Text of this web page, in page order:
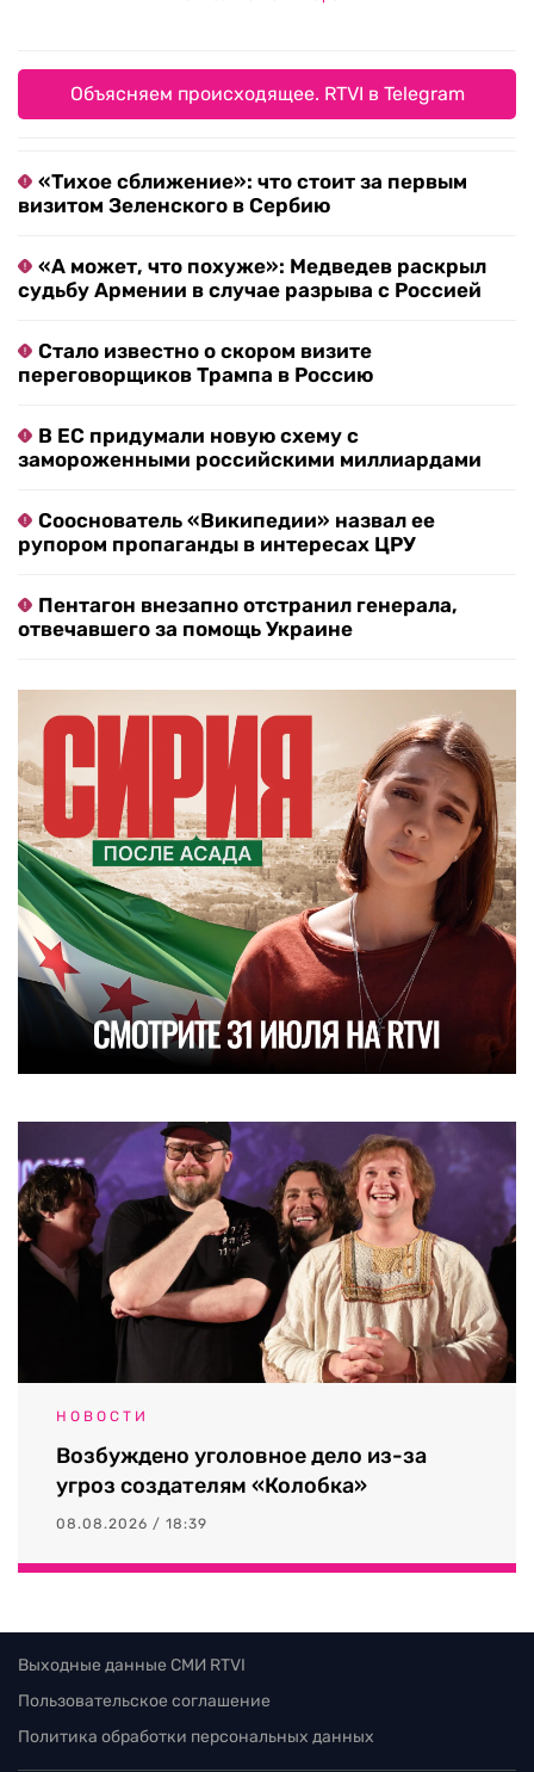
Объясняем происходящее. RTVI в Telegram
«Тихое сближение»: что стоит за первым
визитом Зеленского в Сербию
«А может, что похуже»: Медведев раскрыл
судьбу Армении в случае разрыва с Россией
Стало известно о скором визите
переговорщиков Трампа в Россию
В ЕС придумали новую схему с
замороженными российскими миллиардами
Сооснователь «Википедии» назвал ее
рупором пропаганды в интересах ЦРУ
Пентагон внезапно отстранил генерала,
отвечавшего за помощь Украине
НОВОСТИ
Возбуждено уголовное дело из-за
угроз создателям «Колобка»
08.08.2026 / 18:39
Выходные данные СМИ RTVI
Пользовательское соглашение
Политика обработки персональных данных